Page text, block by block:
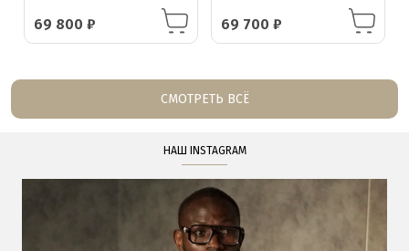
69 800₽ 69 700 ₽
СМОТРЕТЬ ВСЁ
НАШ INSTAGRAM